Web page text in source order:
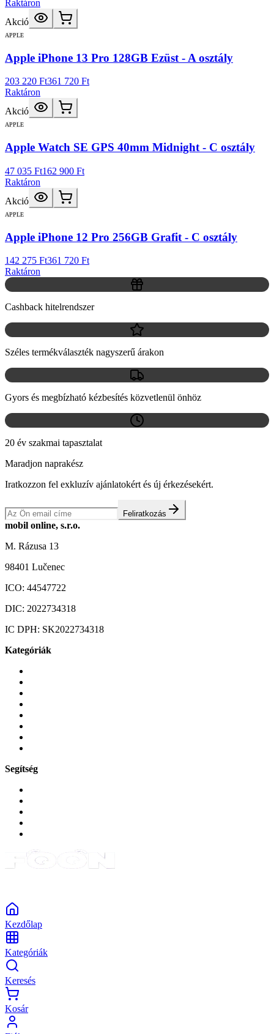
Raktáron
Akció
APPLE
Apple iPhone 13 Pro 128GB Ezüst - A osztály
203 220 Ft361 720 Ft
Raktáron
Akció
APPLE
Apple Watch SE GPS 40mm Midnight - C osztály
47 035 Ft162 900 Ft
Raktáron
Akció
APPLE
Apple iPhone 12 Pro 256GB Grafit - C osztály
142 275 Ft361 720 Ft
Raktáron
Cashback hitelrendszer
Széles termékválaszték nagyszerű árakon
Gyors és megbízható kézbesítés közvetlenül önhöz
20 év szakmai tapasztalat
Maradjon naprakész
Iratkozzon fel exkluzív ajánlatokért és új érkezésekért.
Feliratkozás
mobil online, s.r.o.
M. Rázusa 13
98401 Lučenec
ICO: 44547722
DIC: 2022734318
IC DPH: SK2022734318
Kategóriák
Segítség
Kezdőlap
Kategóriák
Keresés
Kosár